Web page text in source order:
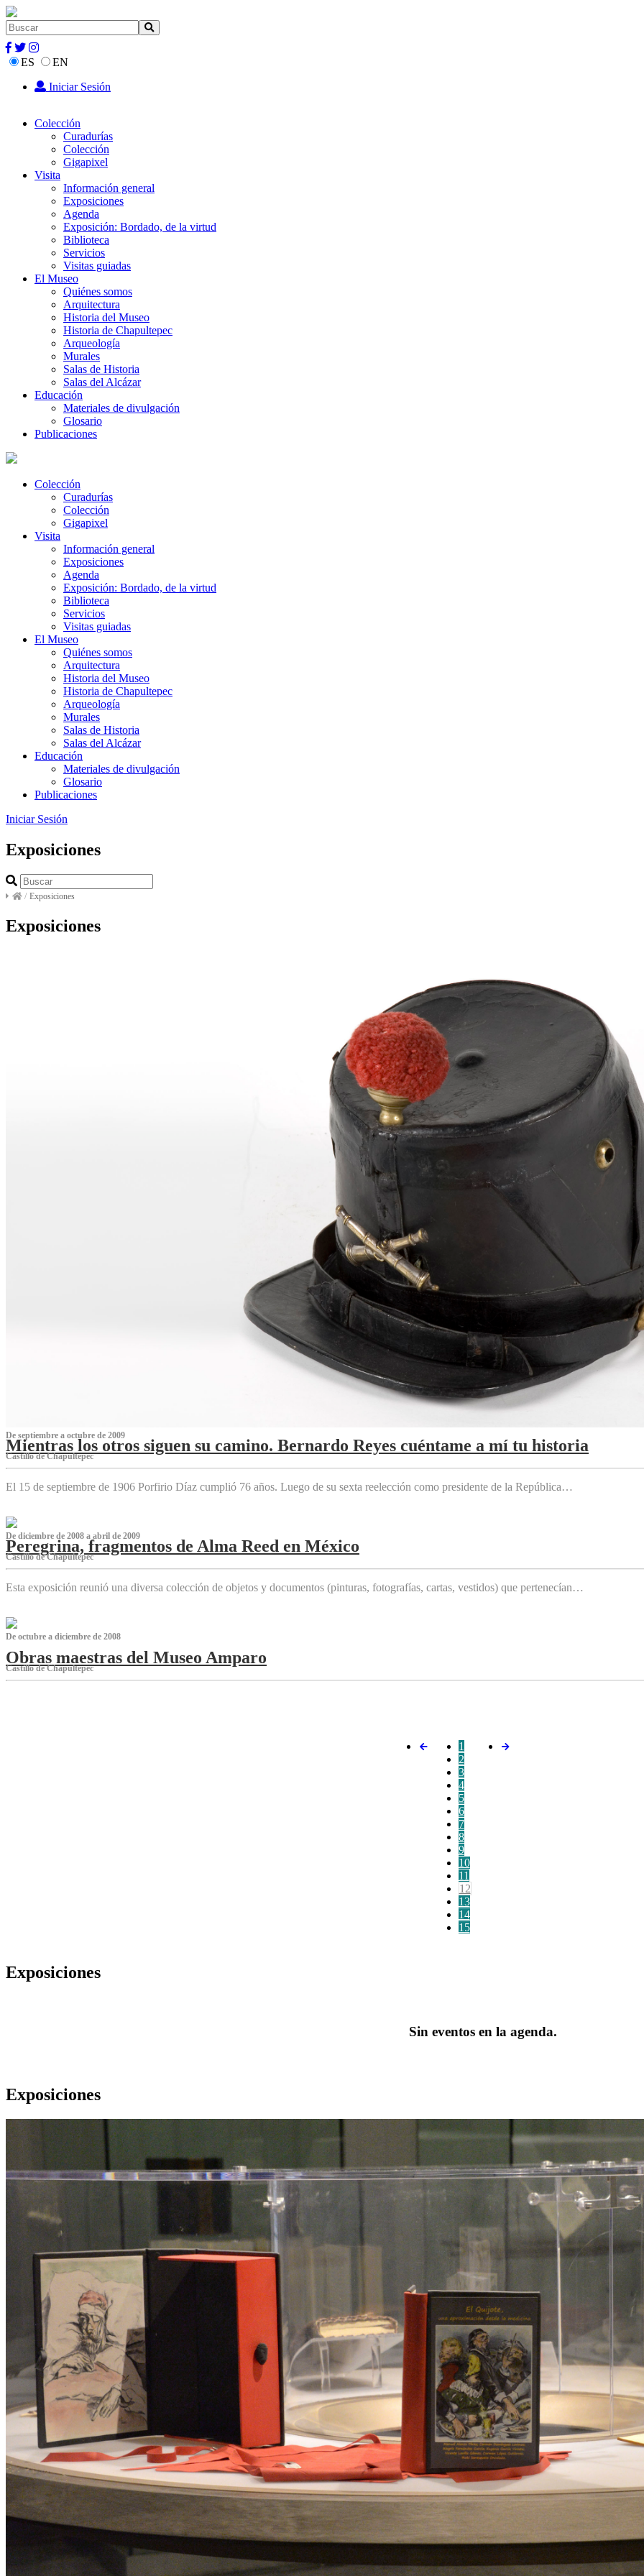
ES
EN
Iniciar Sesión
Colección
Curadurías
Colección
Gigapixel
Visita
Información general
Exposiciones
Agenda
Exposición: Bordado, de la virtud
Biblioteca
Servicios
Visitas guiadas
El Museo
Quiénes somos
Arquitectura
Historia del Museo
Historia de Chapultepec
Arqueología
Murales
Salas de Historia
Salas del Alcázar
Educación
Materiales de divulgación
Glosario
Publicaciones
Colección
Curadurías
Colección
Gigapixel
Visita
Información general
Exposiciones
Agenda
Exposición: Bordado, de la virtud
Biblioteca
Servicios
Visitas guiadas
El Museo
Quiénes somos
Arquitectura
Historia del Museo
Historia de Chapultepec
Arqueología
Murales
Salas de Historia
Salas del Alcázar
Educación
Materiales de divulgación
Glosario
Publicaciones
Iniciar Sesión
Exposiciones
/ Exposiciones
Exposiciones
De septiembre a octubre de 2009
Mientras los otros siguen su camino. Bernardo Reyes cuéntame a mí tu historia
Castillo de Chapultepec
El 15 de septiembre de 1906 Porfirio Díaz cumplió 76 años. Luego de su sexta reelección como presidente de la República…
De diciembre de 2008 a abril de 2009
Peregrina, fragmentos de Alma Reed en México
Castillo de Chapultepec
Esta exposición reunió una diversa colección de objetos y documentos (pinturas, fotografías, cartas, vestidos) que pertenecían…
De octubre a diciembre de 2008
Obras maestras del Museo Amparo
Castillo de Chapultepec
1
2
3
4
5
6
7
8
9
10
11
12
13
14
15
Exposiciones
Sin eventos en la agenda.
Exposiciones